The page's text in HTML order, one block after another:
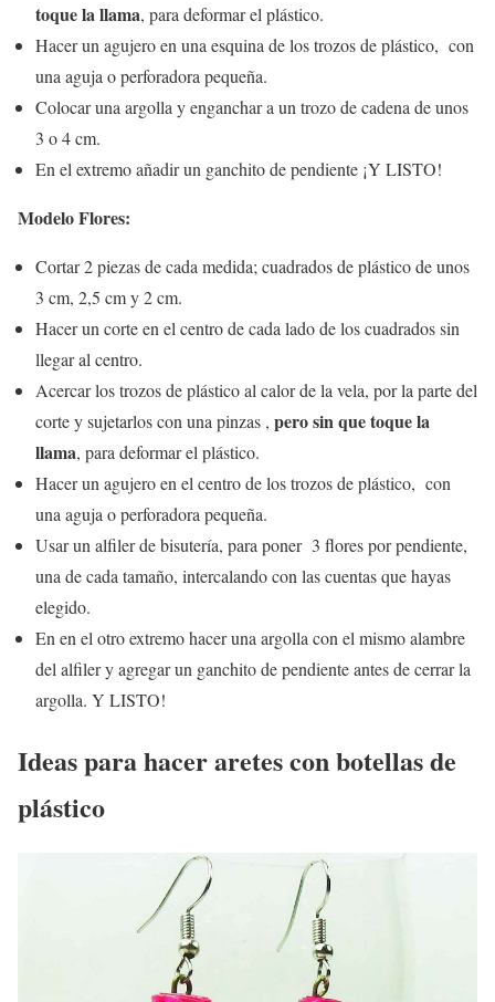
toque la llama, para deformar el plástico.
Hacer un agujero en una esquina de los trozos de plástico, con
una aguja o perforadora pequeña.
Colocar una argolla y enganchar a un trozo de cadena de unos
3 o 4 cm.
En el extremo añadir un ganchito de pendiente ¡Y LISTO!
Modelo Flores:
Cortar 2 piezas de cada medida; cuadrados de plástico de unos
3 cm, 2,5 cm y 2 cm.
Hacer un corte en el centro de cada lado de los cuadrados sin
llegar al centro.
Acercar los trozos de plástico al calor de la vela, por la parte del
corte y sujetarlos con una pinzas , pero sin que toque la
llama, para deformar el plástico.
Hacer un agujero en el centro de los trozos de plástico, con
una aguja o perforadora pequeña.
Usar un alfiler de bisutería, para poner 3 flores por pendiente,
una de cada tamaño, intercalando con las cuentas que hayas
elegido.
En en el otro extremo hacer una argolla con el mismo alambre
del alfiler y agregar un ganchito de pendiente antes de cerrar la
argolla. Y LISTO!
Ideas para hacer aretes con botellas de
plástico